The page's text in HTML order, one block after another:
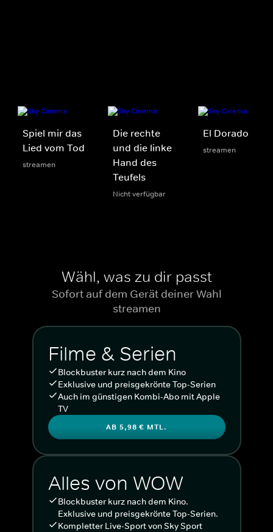
Spiel mir das
Lied vom Tod
streamen
Die rechte
und die linke
Hand des
Teufels
Nicht verfügbar
El Dorado
streamen
Wähl, was zu dir passt
Sofort auf dem Gerät deiner Wahl
streamen
Filme & Serien
Blockbuster kurz nach dem Kino
Exklusive und preisgekrönte Top-Serien
Auch im günstigen Kombi-Abo mit Apple
TV
AB 5,98 € MTL.
Alles von WOW
Blockbuster kurz nach dem Kino.
Exklusive und preisgekrönte Top-Serien.
Kompletter Live-Sport von Sky Sport